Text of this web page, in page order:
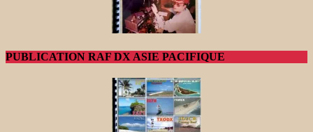
PUBLICATION RAF DX ASIE PACIFIQUE